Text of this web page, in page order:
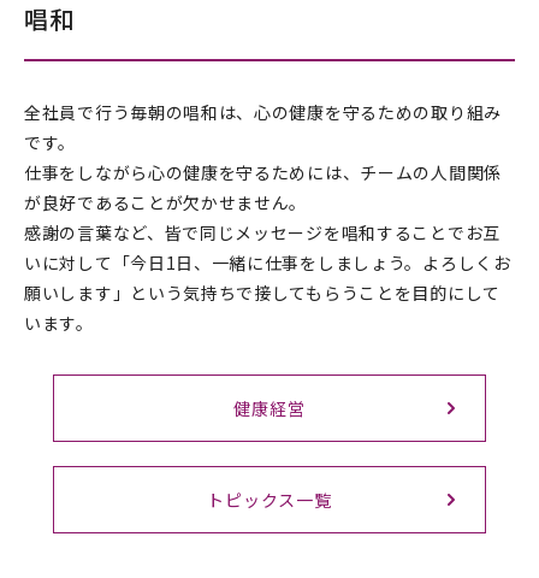
唱和
全社員で行う毎朝の唱和は、心の健康を守るための取り組み
です。
仕事をしながら心の健康を守るためには、チームの人間関係
が良好であることが欠かせません。
感謝の言葉など、皆で同じメッセージを唱和することでお互
いに対して「今日1日、一緒に仕事をしましょう。よろしくお
願いします」という気持ちで接してもらうことを目的にして
います。
健康経営
トピックス一覧